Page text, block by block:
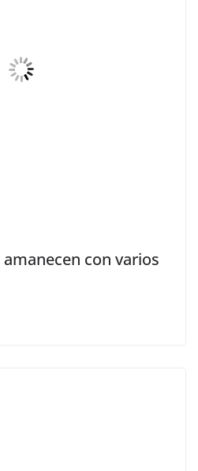
amanecen con varios